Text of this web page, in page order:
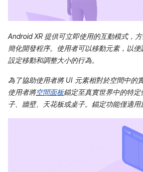
Android XR 提供可立即使用的互動模式，
簡化開發程序。使用者可以移動元素，以
設定移動和調整大小的行為。
為了協助使用者將 UI 元素相對於空間中的
使用者將空間面板錨定至真實世界中的特
子、牆壁、天花板或桌子。錨定功能僅適用